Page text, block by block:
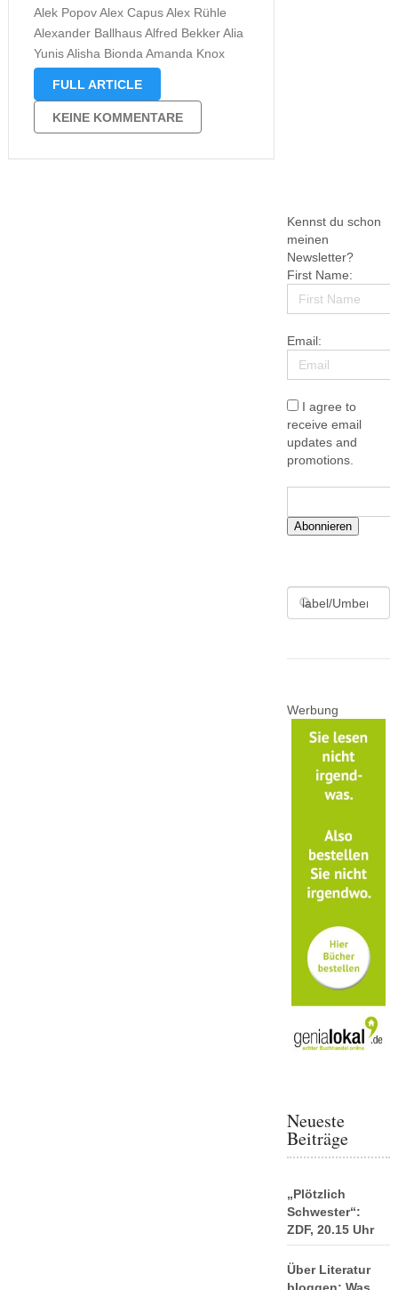
Alek Popov Alex Capus Alex Rühle
Alexander Ballhaus Alfred Bekker Alia
Yunis Alisha Bionda Amanda Knox
Amber Kizer Andrea Hackenberg
Andreas Föhr Andreas Franz Anja
Kömmerling Anna Koschka Anna Seidl
Anna Todd Anne Hertz Anneke Mohn
FULL ARTICLE
KEINE KOMMENTARE
Kennst du schon
meinen
Newsletter?
First Name:
Email:
I agree to
receive email
updates and
promotions.
Abonnieren
Werbung
Neueste
Beiträge
„Plötzlich
Schwester“:
ZDF, 20.15 Uhr
Über Literatur